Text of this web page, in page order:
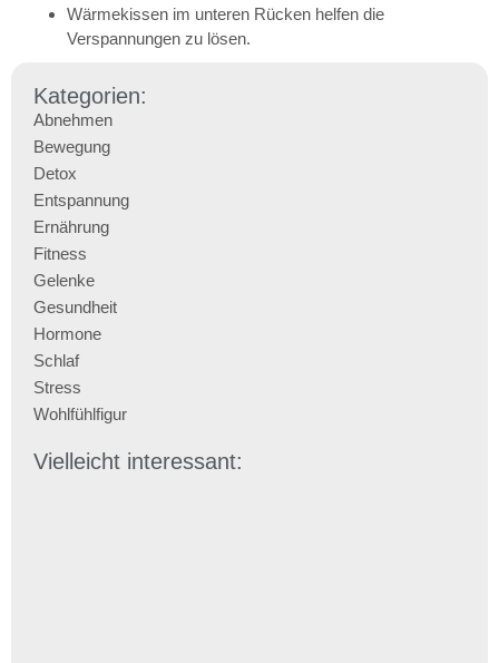
Wärmekissen im unteren Rücken helfen die
Verspannungen zu lösen.
Kategorien:
Abnehmen
Bewegung
Detox
Entspannung
Ernährung
Fitness
Gelenke
Gesundheit
Hormone
Schlaf
Stress
Wohlfühlfigur
Vielleicht interessant: